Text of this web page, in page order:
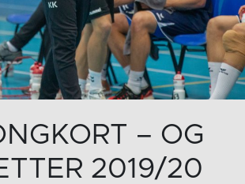
– OG
2019/20